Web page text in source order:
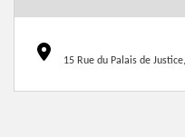
15 Rue du Palais de